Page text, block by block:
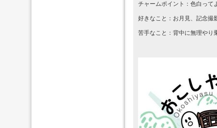
チャームポイント：色白って
好きなこと：お月見、記念撮
苦手なこと：背中に無理や